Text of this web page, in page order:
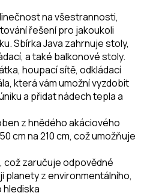
na všestrannosti,
řešení pro jakoukoli
Sbírka Java zahrnuje stoly,
a také balkonové stoly.
houpací sítě, odkládací
která vám umožní vyzdobit
a přidat nádech tepla a
z hnědého akáciového
cm na 210 cm, což umožňuje
což zaručuje odpovědné
planety z environmentálního,
hlediska